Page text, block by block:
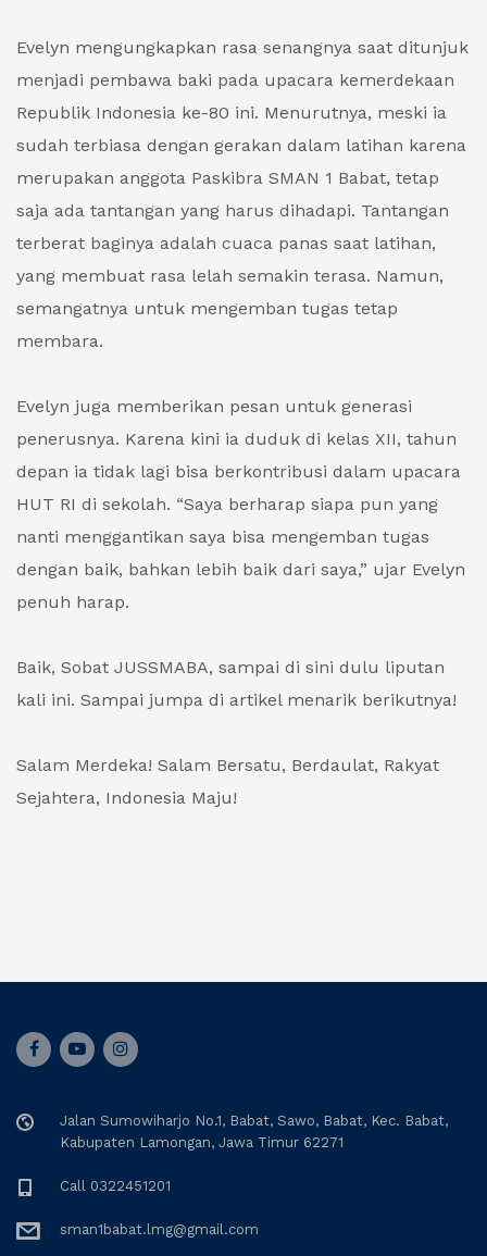
Evelyn mengungkapkan rasa senangnya saat ditunjuk
menjadi pembawa baki pada upacara kemerdekaan
Republik Indonesia ke-80 ini. Menurutnya, meski ia
sudah terbiasa dengan gerakan dalam latihan karena
merupakan anggota Paskibra SMAN 1 Babat, tetap
saja ada tantangan yang harus dihadapi. Tantangan
terberat baginya adalah cuaca panas saat latihan,
yang membuat rasa lelah semakin terasa. Namun,
semangatnya untuk mengemban tugas tetap
membara.
Evelyn juga memberikan pesan untuk generasi
penerusnya. Karena kini ia duduk di kelas XII, tahun
depan ia tidak lagi bisa berkontribusi dalam upacara
HUT RI di sekolah. “Saya berharap siapa pun yang
nanti menggantikan saya bisa mengemban tugas
dengan baik, bahkan lebih baik dari saya,” ujar Evelyn
penuh harap.
Baik, Sobat JUSSMABA, sampai di sini dulu liputan
kali ini. Sampai jumpa di artikel menarik berikutnya!
Salam Merdeka! Salam Bersatu, Berdaulat, Rakyat
Sejahtera, Indonesia Maju!
Jalan Sumowiharjo No.1, Babat, Sawo, Babat, Kec. Babat,
Kabupaten Lamongan, Jawa Timur 62271
Call 0322451201
sman1babat.lmg@gmail.com